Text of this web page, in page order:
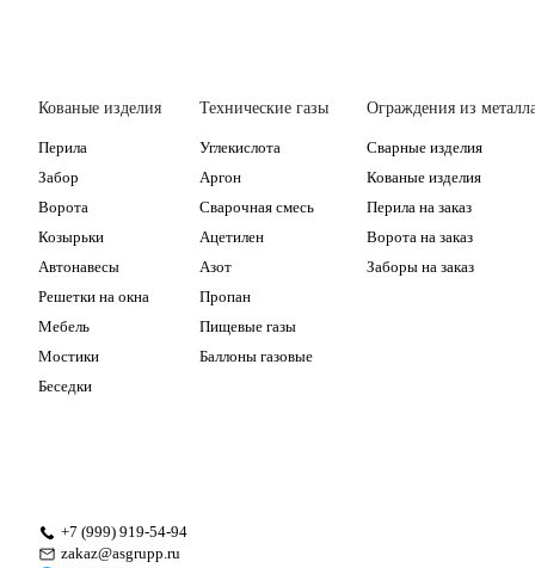
Кованые изделия
Перила
Забор
Ворота
Козырьки
Автонавесы
Решетки на окна
Мебель
Мостики
Беседки
Технические газы
Углекислота
Аргон
Сварочная смесь
Ацетилен
Азот
Пропан
Пищевые газы
Баллоны газовые
Ограждения из
Сварные изделия
Кованые изделия
Перила на заказ
Ворота на заказ
Заборы на заказ
+7 (999) 919-54-94
zakaz@asgrupp.ru